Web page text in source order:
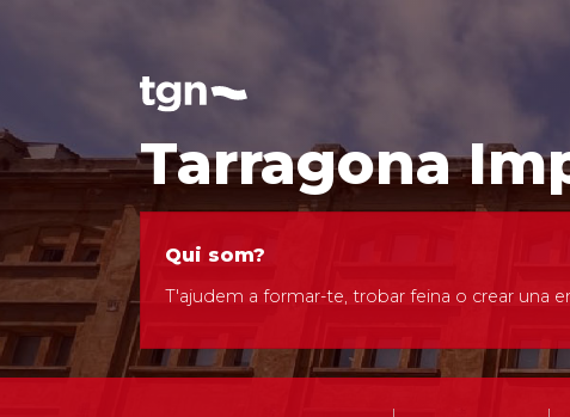
Tarragona
Qui som?
T'ajudem a formar-te, trobar feina o crear una